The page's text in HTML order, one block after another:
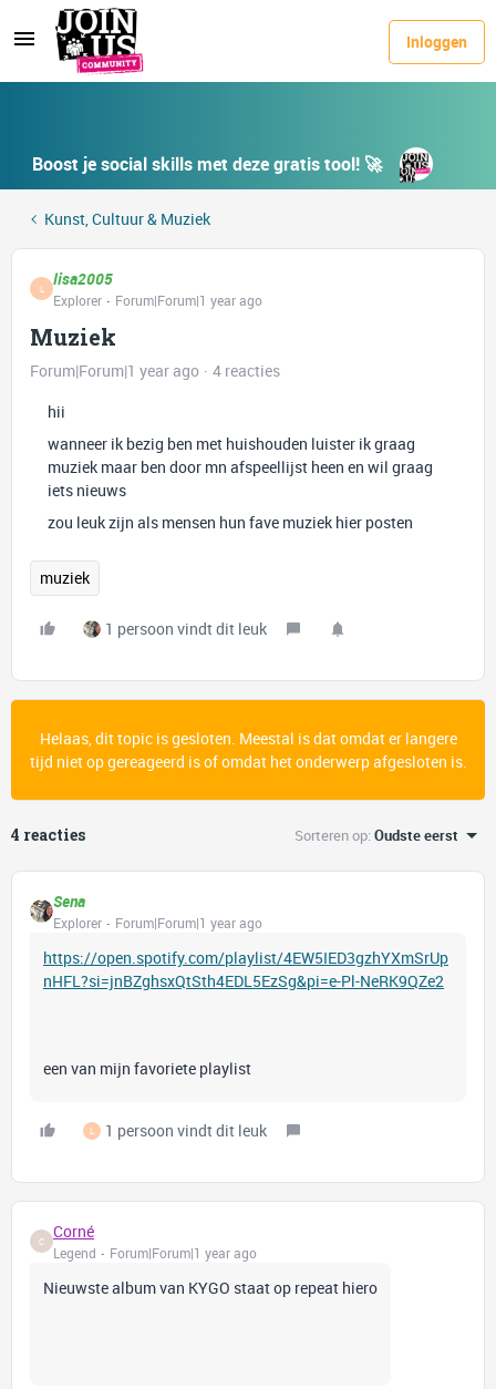
Inloggen
Boost je social skills met deze gratis tool! 🚀
Kunst, Cultuur & Muziek
L lisa2005
Explorer Forum|Forum|1 year ago
Muziek
Forum|Forum|1 year ago
4 reacties
hii
wanneer ik bezig ben met huishouden luister ik graag
muziek maar ben door mn afspeellijst heen en wil graag
iets nieuws
zou leuk zijn als mensen hun fave muziek hier posten
muziek
1 persoon vindt dit leuk
Helaas, dit topic is gesloten. Meestal is dat omdat er langere
tijd niet op gereageerd is of omdat het onderwerp afgesloten is.
4 reacties Sorteren op:Oudste eerst
Sena
Explorer Forum|Forum|1 year ago
https://open.spotify.com/playlist/4EW5IED3gzhYXmSrUp
nHFL?si=jnBZghsxQtSth4EDL5EzSg&pi=e-Pl-NeRK9QZe2
een van mijn favoriete playlist
L 1 persoon vindt dit leuk
C Corné
Legend Forum|Forum|1 year ago
Nieuwste album van KYGO staat op repeat hiero